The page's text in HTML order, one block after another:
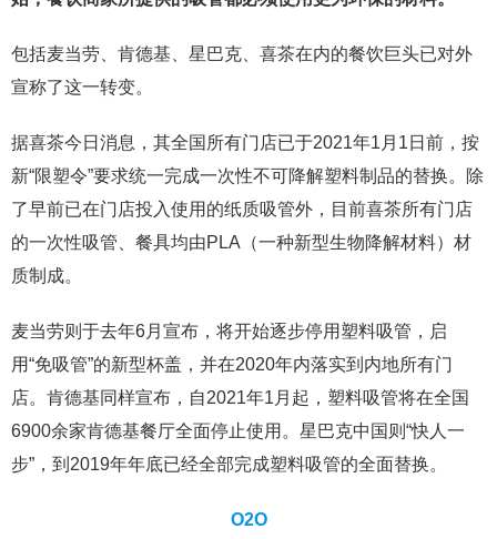
包括麦当劳、肯德基、星巴克、喜茶在内的餐饮巨头已对外
宣称了这一转变。
据喜茶今日消息，其全国所有门店已于2021年1月1日前，按
新“限塑令”要求统一完成一次性不可降解塑料制品的替换。除
了早前已在门店投入使用的纸质吸管外，目前喜茶所有门店
的一次性吸管、餐具均由PLA（一种新型生物降解材料）材
质制成。
麦当劳则于去年6月宣布，将开始逐步停用塑料吸管，启
用“免吸管”的新型杯盖，并在2020年内落实到内地所有门
店。肯德基同样宣布，自2021年1月起，塑料吸管将在全国
6900余家肯德基餐厅全面停止使用。星巴克中国则“快人一
步”，到2019年年底已经全部完成塑料吸管的全面替换。
O2O